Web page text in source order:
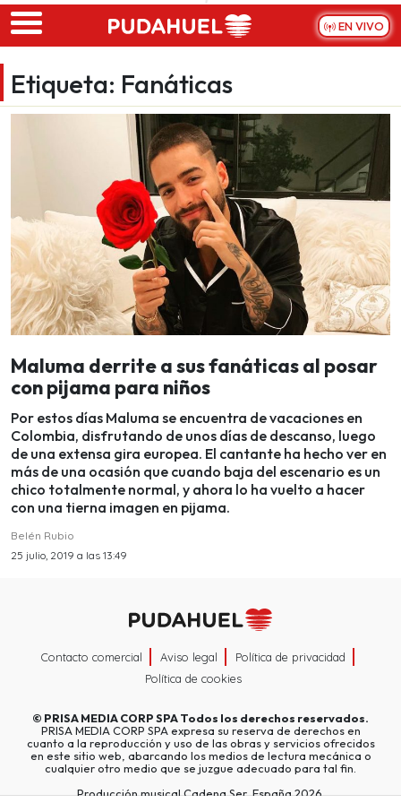
Skip to main content
EN VIVO
Etiqueta: Fanáticas
Maluma derrite a sus fanáticas al posar
con pijama para niños
Por estos días Maluma se encuentra de vacaciones en
Colombia, disfrutando de unos días de descanso, luego
de una extensa gira europea. El cantante ha hecho ver en
más de una ocasión que cuando baja del escenario es un
chico totalmente normal, y ahora lo ha vuelto a hacer
con una tierna imagen en pijama.
Belén Rubio
25 julio, 2019 a las 13:49
Contacto comercial Aviso legal
Política de privacidad
Política de cookies
© PRISA MEDIA CORP SPATodos los derechos reservados.
PRISA MEDIA CORP SPA expresa su reserva de derechos en
cuanto a la reproducción y uso de las obras y servicios ofrecidos
en este sitio web, abarcando los medios de lectura mecánica o
cualquier otro medio que se juzgue adecuado para tal fin.
Producción musical Cadena Ser, España 2026.